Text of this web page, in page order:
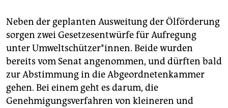
Neben der geplanten Ausweitung der Ölförderung
sorgen zwei Gesetzesentwürfe für Aufregung
unter Umweltschützer*innen. Beide wurden
bereits vom Senat angenommen, und dürften bald
zur Abstimmung in die Abgeordnetenkammer
gehen. Bei einem geht es darum, die
Genehmigungsverfahren von kleineren und